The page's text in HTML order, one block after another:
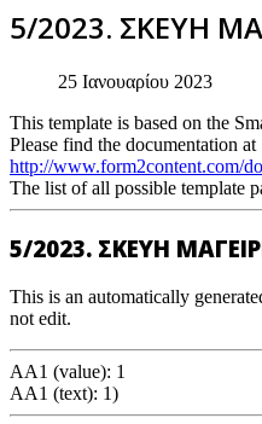
5/2023. ΣΚΕΥΗ
25 Ιανουαρίου 2023
This template is based on the
Please find the documentation at
http://www.form2content.com/
The list of all possible template
5/2023. ΣΚΕΥΗ
This is an automatically
not edit.
AA1 (value): 1
AA1 (text): 1)